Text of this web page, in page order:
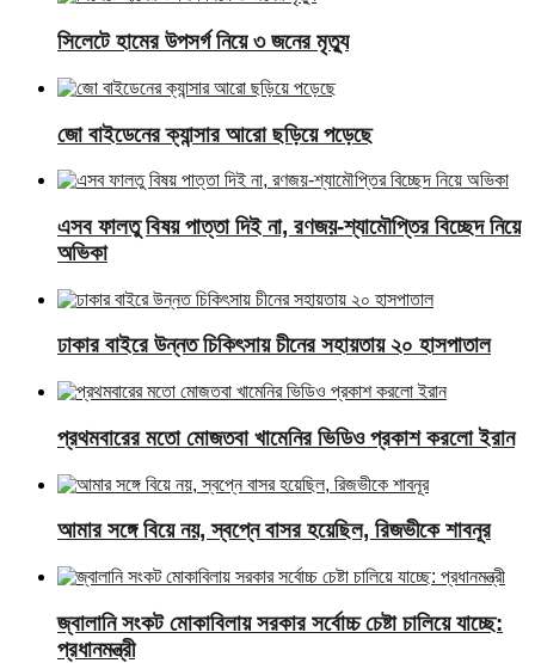
সিলেটে হামের উপসর্গ নিয়ে ৩ জনের মৃত্যু
জো বাইডেনের ক্যান্সার আরো ছড়িয়ে পড়েছে
এসব ফালতু বিষয় পাত্তা দিই না, রণজয়-শ্যামৌপ্তির বিচ্ছেদ নিয়ে
অভিকা
ঢাকার বাইরে উন্নত চিকিৎসায় চীনের সহায়তায় ২০ হাসপাতাল
প্রথমবারের মতো মোজতবা খামেনির ভিডিও প্রকাশ করলো ইরান
আমার সঙ্গে বিয়ে নয়, স্বপ্নে বাসর হয়েছিল, রিজভীকে শাবনূর
জ্বালানি সংকট মোকাবিলায় সরকার সর্বোচ্চ চেষ্টা চালিয়ে যাচ্ছে:
প্রধানমন্ত্রী